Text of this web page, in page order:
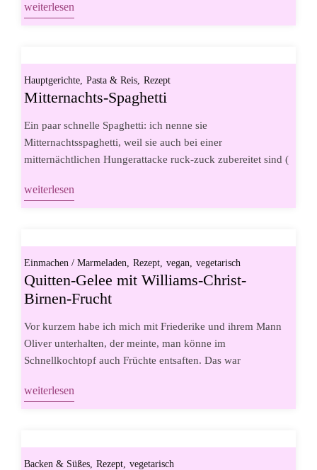
weiterlesen
Hauptgerichte Pasta & Reis Rezept
Mitternachts-Spaghetti
Ein paar schnelle Spaghetti: ich nenne sie
Mitternachtsspaghetti, weil sie auch bei einer
mitternächtlichen Hungerattacke ruck-zuck zubereitet sind (
weiterlesen
Einmachen / Marmeladen Rezept vegan vegetarisch
Quitten-Gelee mit Williams-Christ-
Birnen-Frucht
Vor kurzem habe ich mich mit Friederike und ihrem Mann
Oliver unterhalten, der meinte, man könne im
Schnellkochtopf auch Früchte entsaften. Das war
weiterlesen
Backen & Süßes Rezept vegetarisch